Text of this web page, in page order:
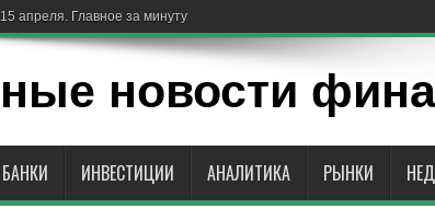
15 апреля. Главное за минуту
новости
БАНКИ ИНВЕСТИЦИИ АНАЛИТИКА РЫНКИ